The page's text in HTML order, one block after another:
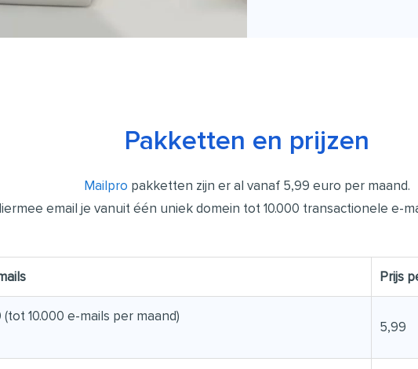
Pakketten en prijzen
Mailpro pakketten zijn er al vanaf 5,99 euro per maand.
email je vanuit één uniek domein tot 10.000 transactionele e-
Prijs
(tot 10.000 e-mails per maand)
5,99